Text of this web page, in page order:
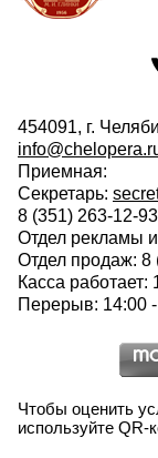
454091, г.
Приемная:
Секретарь:
8 (351) 263-12-93
Отдел рекламы и
Отдел продаж: 8
Касса работает:
Перерыв: 14:00
Чтобы оценить
используйте QR-